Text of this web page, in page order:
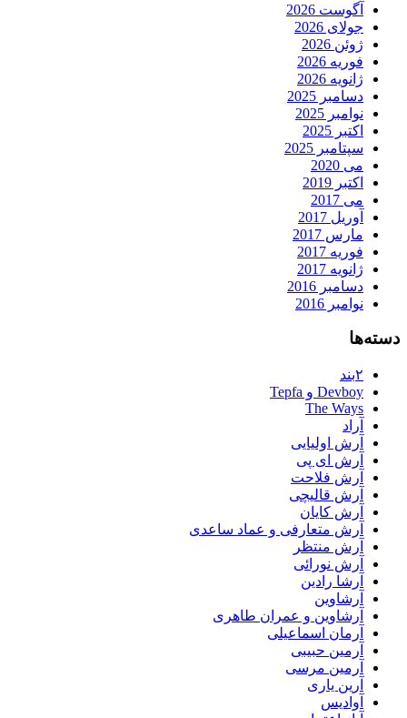
آگوست 2026
جولای 2026
ژوئن 2026
فوریه 2026
ژانویه 2026
دسامبر 2025
نوامبر 2025
اکتبر 2025
سپتامبر 2025
می 2020
اکتبر 2019
می 2017
آوریل 2017
مارس 2017
فوریه 2017
ژانویه 2017
دسامبر 2016
نوامبر 2016
دسته‌ها
۲بند
Devboy و Tepfa
The Ways
آراد
آرش اولیایی
آرش ای پی
آرش فلاحت
آرش قالیچی
آرش کایان
آرش متعارفی و عماد ساعدی
آرش منتظر
آرش نورائی
آرشا رادین
آرشاوین
آرشاوین و عمران طاهری
آرمان اسماعیلی
آرمین حبیبی
آرمین مرسی
آرین یاری
آوادیس